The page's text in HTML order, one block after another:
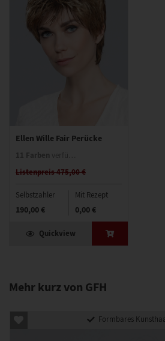
Ellen Wille Fair Perücke
Listenpreis 475,00 €
Selbstzahler
190,00 €
Mit Rezept
0,00 €
Quickview
Mehr kurz von GFH
Formbares